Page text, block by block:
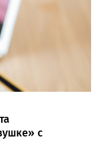
В 2025 году в
городов
Оренбургской
округа и
звездой стал
эстрадный
конкурса страны
области культуры и
проектов
страны» Алексей
с